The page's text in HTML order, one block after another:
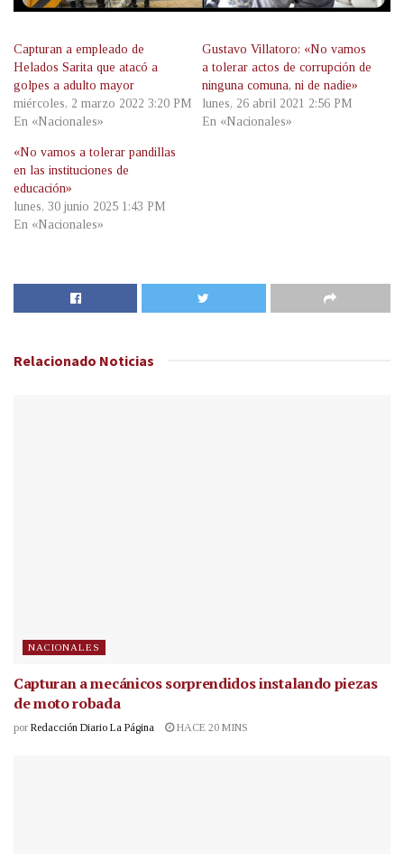
Capturan a empleado de
Helados Sarita que atacó a
golpes a adulto mayor
miércoles, 2 marzo 2022 3:20 PM
En «Nacionales»
Gustavo Villatoro: «No vamos
a tolerar actos de corrupción de
ninguna comuna, ni de nadie»
lunes, 26 abril 2021 2:56 PM
En «Nacionales»
«No vamos a tolerar pandillas
en las instituciones de
educación»
lunes, 30 junio 2025 1:43 PM
En «Nacionales»
Relacionado Noticias
NACIONALES
Capturan a mecánicos sorprendidos instalando piezas
de moto robada
por Redacción Diario La Página HACE 20 MINS